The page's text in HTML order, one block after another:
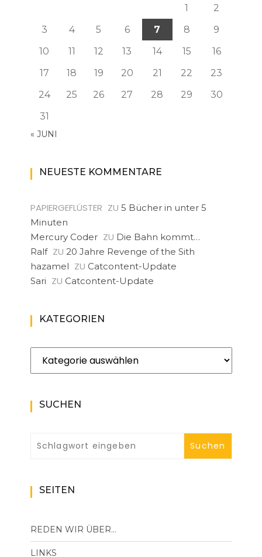
1
2
3
4 5 6 7 8
9
10
11 12 13 14 15
16
17
18 19 20 21 22
23
24
25 26 27 28 29
30
31
« JUNI
NEUESTE KOMMENTARE
PAPIERGEFLÜSTER ZU 5 Bücher in unter 5
Minuten
Mercury Coder ZU Die Bahn kommt…
Ralf ZU 20 Jahre Revenge of the Sith
hazamel ZU Catcontent-Update
Sari ZU Catcontent-Update
KATEGORIEN
Kategorien
SUCHEN
SEITEN
REDEN WIR ÜBER…
LINKS